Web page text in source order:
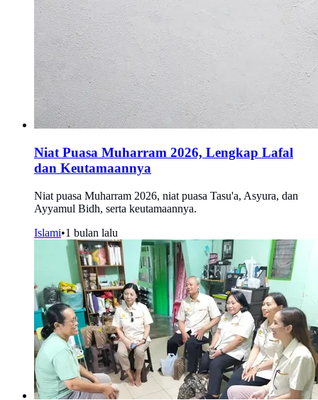
Niat Puasa Muharram 2026, Lengkap Lafal
dan Keutamaannya
Niat puasa Muharram 2026, niat puasa Tasu'a, Asyura, dan
Ayyamul Bidh, serta keutamaannya.
Islami•1 bulan lalu